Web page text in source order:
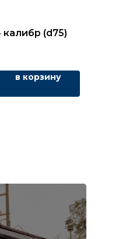
калибр (d75)
в корзину